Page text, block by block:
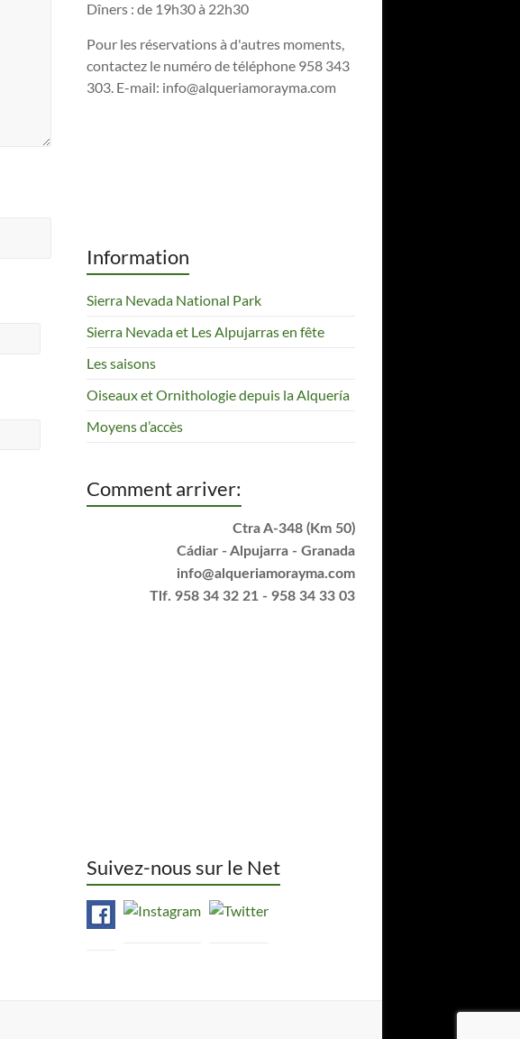
Dîners : de 19h30 à 22h30
Pour les réservations à d'autres moments,
contactez le numéro de téléphone 958 343
303. E-mail: info@alqueriamorayma.com
Information
Sierra Nevada National Park
Sierra Nevada et Les Alpujarras en fête
Les saisons
Oiseaux et Ornithologie depuis la Alquería
Moyens d’accès
Comment arriver:
Ctra A-348 (Km 50)
Cádiar - Alpujarra - Granada
info@alqueriamorayma.com
Tlf. 958 34 32 21 - 958 34 33 03
Suivez-nous sur le Net